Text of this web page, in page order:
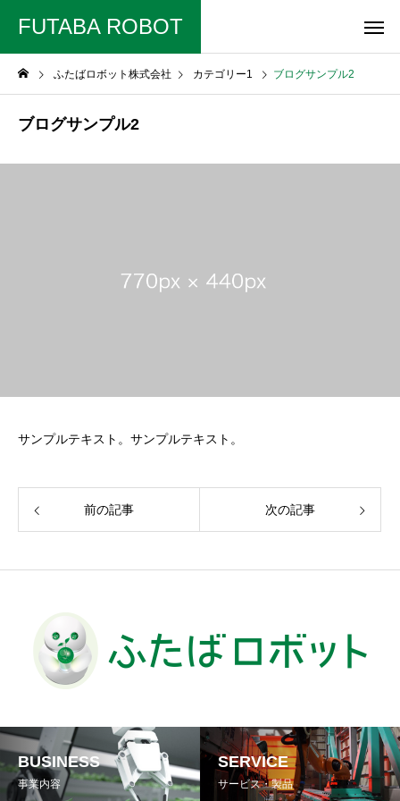
FUTABA ROBOT
ふたばロボット株式会社 カテゴリー1 ブログサンプル2
ブログサンプル2
サンプルテキスト。サンプルテキスト。
前の記事 次の記事
BUSINESS
事業内容
SERVICE
サービス・製品